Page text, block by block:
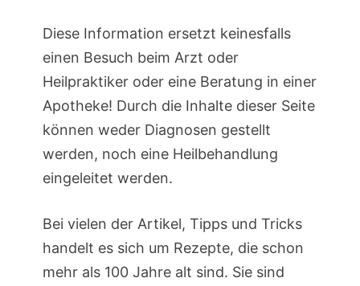
Diese Information ersetzt keinesfalls
einen Besuch beim Arzt oder
Heilpraktiker oder eine Beratung in einer
Apotheke! Durch die Inhalte dieser Seite
können weder Diagnosen gestellt
werden, noch eine Heilbehandlung
eingeleitet werden.
Bei vielen der Artikel, Tipps und Tricks
handelt es sich um Rezepte, die schon
mehr als 100 Jahre alt sind. Sie sind